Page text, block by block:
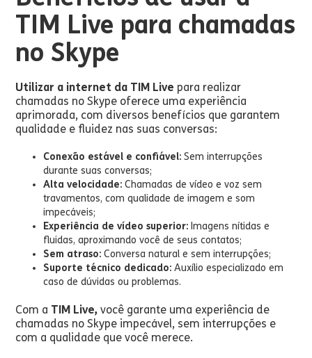
TIM Live para chamadas
no Skype
Utilizar a internet da TIM Live para realizar
chamadas no Skype oferece uma experiência
aprimorada, com diversos benefícios que garantem
qualidade e fluidez nas suas conversas:
Conexão estável e confiável: Sem interrupções
durante suas conversas;
Alta velocidade: Chamadas de vídeo e voz sem
travamentos, com qualidade de imagem e som
impecáveis;
Experiência de vídeo superior: Imagens nítidas e
fluidas, aproximando você de seus contatos;
Sem atraso: Conversa natural e sem interrupções;
Suporte técnico dedicado: Auxílio especializado em
caso de dúvidas ou problemas.
Com a TIM Live, você garante uma experiência de
chamadas no Skype impecável, sem interrupções e
com a qualidade que você merece.